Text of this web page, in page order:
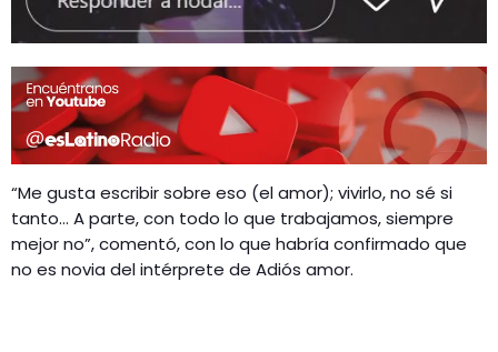
“Me gusta escribir sobre eso (el amor); vivirlo, no sé si
tanto… A parte, con todo lo que trabajamos, siempre
mejor no”, comentó, con lo que habría confirmado que
no es novia del intérprete de Adiós amor.